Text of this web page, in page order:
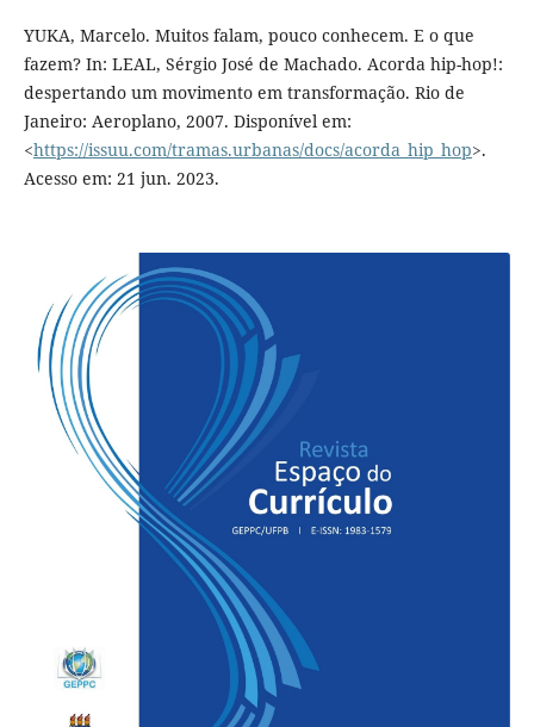
YUKA, Marcelo. Muitos falam, pouco conhecem. E o que
fazem? In: LEAL, Sérgio José de Machado. Acorda hip-hop!:
despertando um movimento em transformação. Rio de
Janeiro: Aeroplano, 2007. Disponível em:
<https://issuu.com/tramas.urbanas/docs/acorda_hip_hop>.
Acesso em: 21 jun. 2023.